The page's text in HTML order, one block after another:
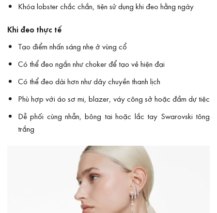
Khóa lobster chắc chắn, tiện sử dụng khi đeo hằng ngày
Khi đeo thực tế
Tạo điểm nhấn sáng nhẹ ở vùng cổ
Có thể đeo ngắn như choker để tạo vẻ hiện đại
Có thể đeo dài hơn như dây chuyền thanh lịch
Phù hợp với áo sơ mi, blazer, váy công sở hoặc đầm dự tiệc
Dễ phối cùng nhẫn, bông tai hoặc lắc tay Swarovski tông
trắng